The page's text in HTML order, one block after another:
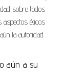
sobre todos
éticos
la autoridad
aún a su